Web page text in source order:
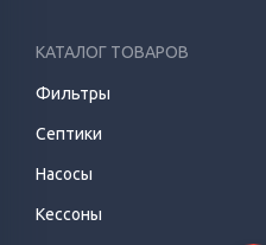
КАТАЛОГ ТОВАРОВ
Фильтры
Септики
Насосы
Кессоны